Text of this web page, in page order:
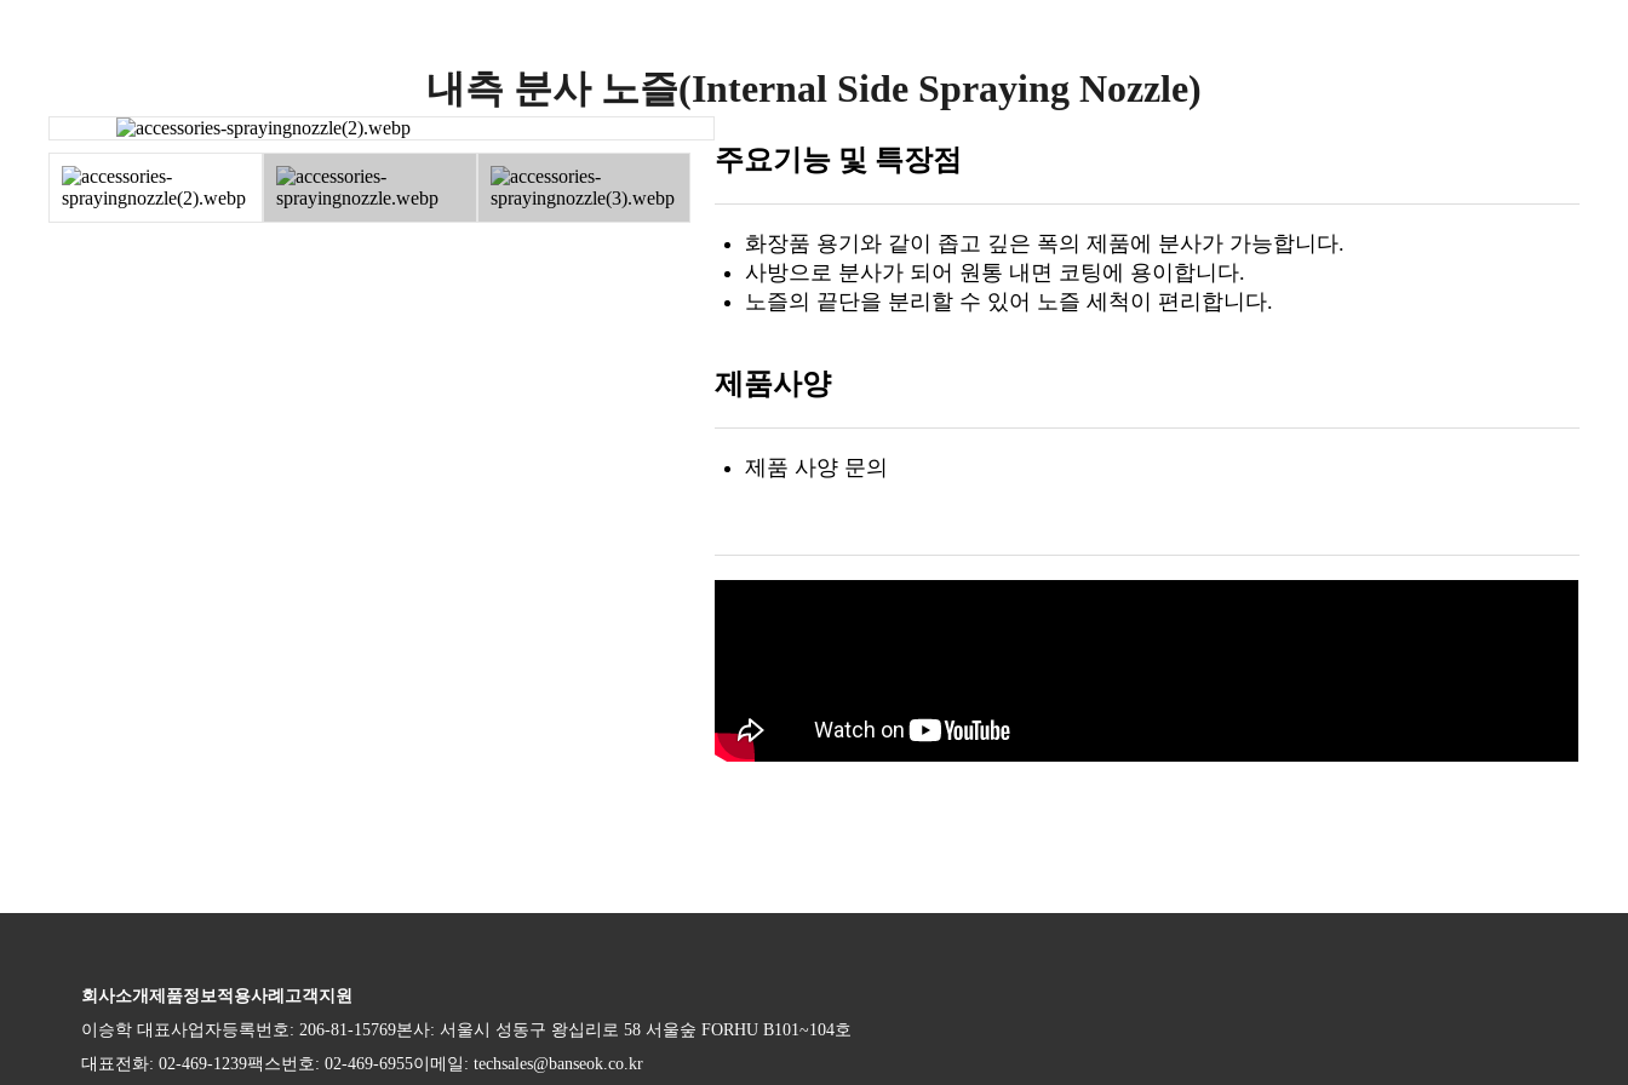
내측 분사 노즐(Internal Side Spraying Nozzle)
주요기능 및 특장점
화장품 용기와 같이 좁고 깊은 폭의 제품에 분사가 가능합니다.
사방으로 분사가 되어 원통 내면 코팅에 용이합니다.
노즐의 끝단을 분리할 수 있어 노즐 세척이 편리합니다.
제품사양
제품 사양 문의
회사소개제품정보적용사례 고객지원
이승학 대표사업자등록번호: 206-81-15769본사: 서울시 성동구 왕십리로 58 서울숲 FORHU B101~104호
대표전화: 02-469-1239팩스번호: 02-469-6955이메일: techsales@banseok.co.kr